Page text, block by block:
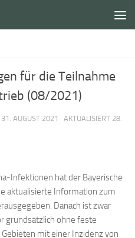
für die Teilnahme
(08/2021)
31. AUGUST 2021 · AKTUALISIERT 28.
Infektionen hat der Bayerische
aktualisierte Information zum
Danach ist zwar
grundsätzlich ohne feste
mit einer Inzidenz von